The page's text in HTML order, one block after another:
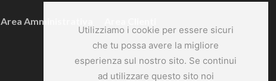
Utilizziamo i cookie per essere sicuri
che tu possa avere la migliore
esperienza sul nostro sito. Se continui
ad utilizzare questo sito noi
Area Amministrativa